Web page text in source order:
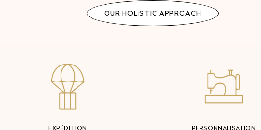
OUR HOLISTIC APPROACH
EXPÉDITION PERSONNALISATION